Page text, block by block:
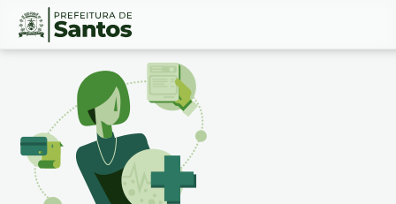
Ir
Conteúdo